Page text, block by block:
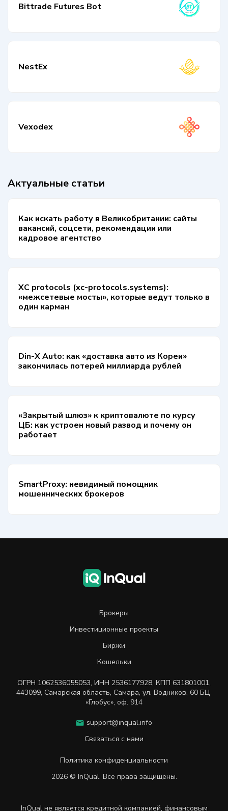
Bittrade Futures Bot
NestEx
Vexodex
Актуальные статьи
Как искать работу в Великобритании: сайты
вакансий, соцсети, рекомендации или
кадровое агентство
XC protocols (xc-protocols.systems):
«межсетевые мосты», которые ведут только в
один карман
Din-X Auto: как «доставка авто из Кореи»
закончилась потерей миллиарда рублей
«Закрытый шлюз» к криптовалюте по курсу
ЦБ: как устроен новый развод и почему он
работает
SmartProxy: невидимый помощник
мошеннических брокеров
Брокеры
Инвестиционные проекты
Биржи
Кошельки
ОГРН 1062536055053, ИНН 2536177928, КПП 631801001,
443099, Самарская область, Самара, ул. Водников, 60 БЦ
«Глобус», оф. 914
support@inqual.info
Связаться с нами
Политика конфиденциальности
2026 © InQual. Все права защищены.
InQual не является кредитной компанией, финансовым